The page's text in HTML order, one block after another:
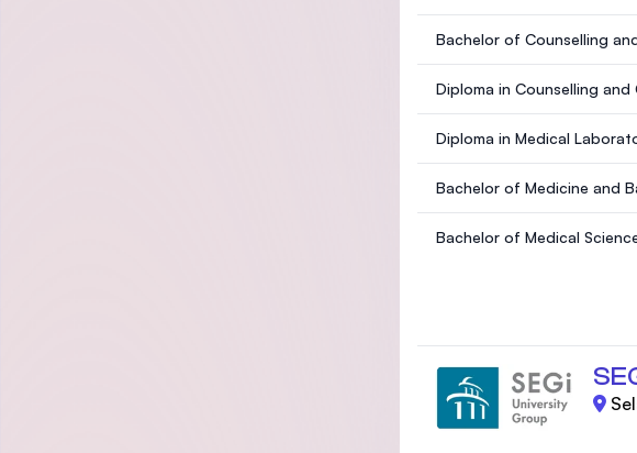
Bachelor of Counselling
Diploma in Counselling and
Diploma in Medical
Bachelor of Medicine and
Bachelor of Medical